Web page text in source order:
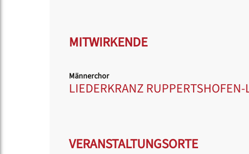
MITWIRKENDE
Männerchor
LIEDERKRANZ
VERANSTALTUNGSORTE